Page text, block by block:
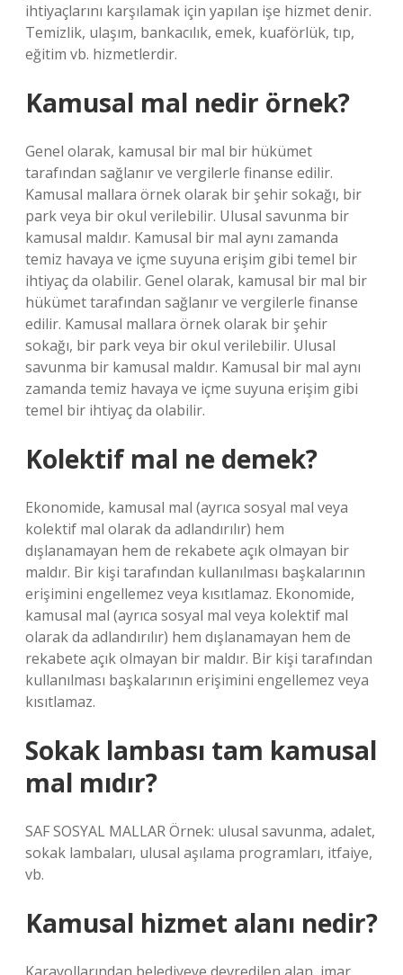
ihtiyaçlarını karşılamak için yapılan işe hizmet denir.
Temizlik, ulaşım, bankacılık, emek, kuaförlük, tıp,
eğitim vb. hizmetlerdir.
Kamusal mal nedir örnek?
Genel olarak, kamusal bir mal bir hükümet
tarafından sağlanır ve vergilerle finanse edilir.
Kamusal mallara örnek olarak bir şehir sokağı, bir
park veya bir okul verilebilir. Ulusal savunma bir
kamusal maldır. Kamusal bir mal aynı zamanda
temiz havaya ve içme suyuna erişim gibi temel bir
ihtiyaç da olabilir. Genel olarak, kamusal bir mal bir
hükümet tarafından sağlanır ve vergilerle finanse
edilir. Kamusal mallara örnek olarak bir şehir
sokağı, bir park veya bir okul verilebilir. Ulusal
savunma bir kamusal maldır. Kamusal bir mal aynı
zamanda temiz havaya ve içme suyuna erişim gibi
temel bir ihtiyaç da olabilir.
Kolektif mal ne demek?
Ekonomide, kamusal mal (ayrıca sosyal mal veya
kolektif mal olarak da adlandırılır) hem
dışlanamayan hem de rekabete açık olmayan bir
maldır. Bir kişi tarafından kullanılması başkalarının
erişimini engellemez veya kısıtlamaz. Ekonomide,
kamusal mal (ayrıca sosyal mal veya kolektif mal
olarak da adlandırılır) hem dışlanamayan hem de
rekabete açık olmayan bir maldır. Bir kişi tarafından
kullanılması başkalarının erişimini engellemez veya
kısıtlamaz.
Sokak lambası tam kamusal
mal mıdır?
SAF SOSYAL MALLAR Örnek: ulusal savunma, adalet,
sokak lambaları, ulusal aşılama programları, itfaiye,
vb.
Kamusal hizmet alanı nedir?